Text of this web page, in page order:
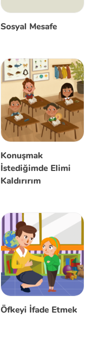
Sosyal Mesafe
Konuşmak
İstediğimde Elimi
Kaldırırım
Öfkeyi İfade Etmek